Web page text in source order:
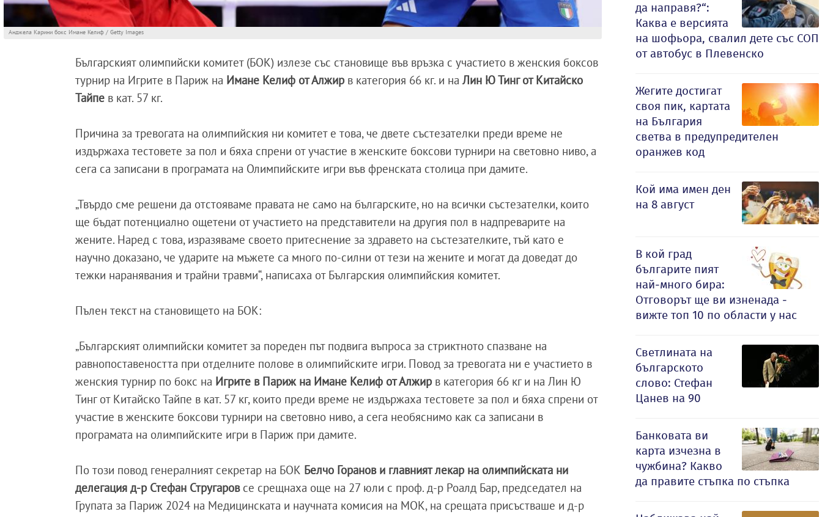
Анджела Карини бокс Имане Келиф / Getty Images
Българският олимпийски комитет (БОК) излезе със становище във връзка с участието в женския боксов
турнир на Игрите в Париж на Имане Келиф от Алжир в категория 66 кг. и наЛин Ю Тинг от Китайско
Тайпе в кат. 57 кг.
Причина за тревогата на олимпийския ни комитет е това, че двете състезателки преди време не
издържаха тестовете за пол и бяха спрени от участие в женските боксови турнири на световно ниво, а
сега са записани в програмата на Олимпийските игри във френската столица при дамите.
„Твърдо сме решени да отстояваме правата не само на българските, но на всички състезателки, които
ще бъдат потенциално ощетени от участието на представители на другия пол в надпреварите на
жените. Наред с това, изразяваме своето притеснение за здравето на състезателките, тъй като е
научно доказано, че ударите на мъжете са много по-силни от тези на жените и могат да доведат до
тежки наранявания и трайни травми“, написаха от Българския олимпийския комитет.
Пълен текст на становището на БОК:
„Българският олимпийски комитет за пореден път подвига въпроса за стриктното спазване на
равнопоставеността при отделните полове в олимпийските игри. Повод за тревогата ни е участието в
женския турнир по бокс на Игрите в Париж на Имане Келиф от Алжир в категория 66 кг и на Лин Ю
Тинг от Китайско Тайпе в кат. 57 кг, които преди време не издържаха тестовете за пол и бяха спрени от
участие в женските боксови турнири на световно ниво, а сега необяснимо как са записани в
програмата на олимпийските игри в Париж при дамите.
По този повод генералният секретар на БОК Белчо Горанов и главният лекар на олимпийската ни
делегация д-р Стефан Стругаровсе срещнаха още на 27 юли с проф. д-р Роалд Бар, председател на
Групата за Париж 2024 на Медицинската и научната комисия на МОК, на срещата присъстваше и д-р
да направя?“:
Каква е версията
на шофьора, свалил дете със СОП
от автобус в Плевенско
Жегите достигат
своя пик, картата
на България
светва в предупредителен
оранжев код
Кой има имен ден
на 8 август
В кой град
българите пият
най-много бира:
Отговорът ще ви изненада -
вижте топ 10 по области у нас
Светлината на
българското
слово: Стефан
Цанев на 90
Банковата ви
карта изчезна в
чужбина? Какво
да правите стъпка по стъпка